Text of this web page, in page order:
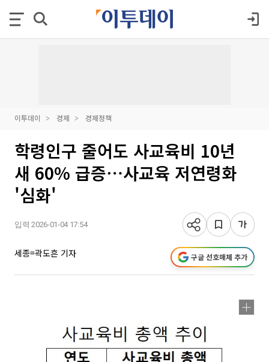
이투데이 경제 경제정책
학령인구 줄어도 사교육비 10년
새 60% 급증⋯사교육 저연령화
'심화'
입력 2026-01-04 17:54
세종=곽도흔 기자 구글 선호매체 추가